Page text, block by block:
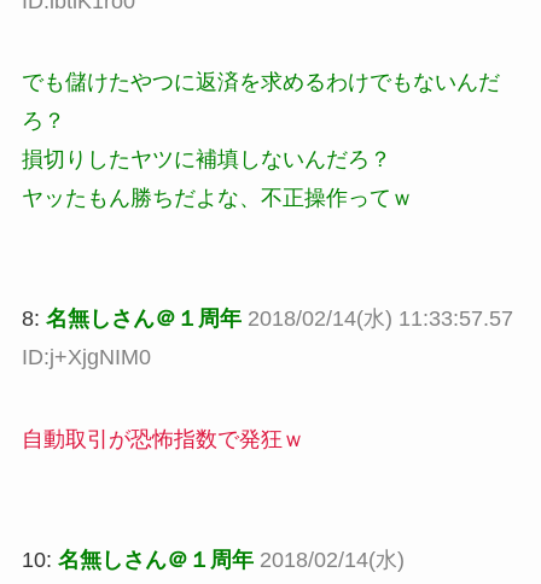
でも儲けたやつに返済を求めるわけでもないんだ
ろ？
損切りしたヤツに補填しないんだろ？
ヤッたもん勝ちだよな、不正操作ってｗ
8: 名無しさん＠１周年 2018/02/14(水) 11:33:57.57
ID:j+XjgNIM0
自動取引が恐怖指数で発狂ｗ
10: 名無しさん＠１周年 2018/02/14(水)